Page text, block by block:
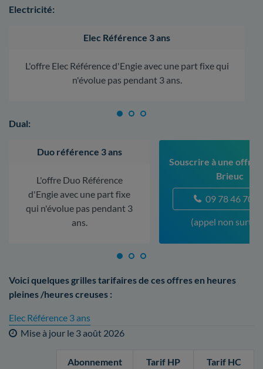
Electricité:
Elec Référence 3 ans
L'offre Elec Référence d'Engie avec une part fixe qui
n'évolue pas pendant 3 ans.
Dual:
Duo référence 3 ans
L'offre Duo Référence
d'Engie avec une part fixe
qui n'évolue pas pendant 3
ans.
Souscrire à une offre
Brieuc
09 78 46 70
(appel non
Voici quelques grilles tarifaires de ces offres en heures
pleines /heures creuses :
Elec Référence 3 ans
Mise à jour le 3 août 2026
Abonnement Tarif HP Tarif HC